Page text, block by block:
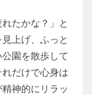
たかな？」と
上げ、ふっと
園を散歩して
だけで心身は
神的にリラッ